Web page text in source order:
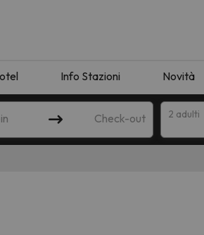
Info Stazioni Novità
Check-out 2 adulti